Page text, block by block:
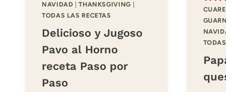
NAVIDAD |THANKSGIVING
TODAS LAS RECETAS
Delicioso y Jugoso
Pavo al Horno
receta Paso por
Paso